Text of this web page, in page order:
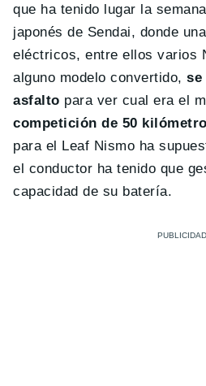
que ha tenido lugar la
japonés de Sendai, donde
eléctricos, entre ellos varios
alguno modelo convertido,se
asfalto para ver cual era el
competición de 50
para el Leaf Nismo ha
el conductor ha tenido que
capacidad de su batería.